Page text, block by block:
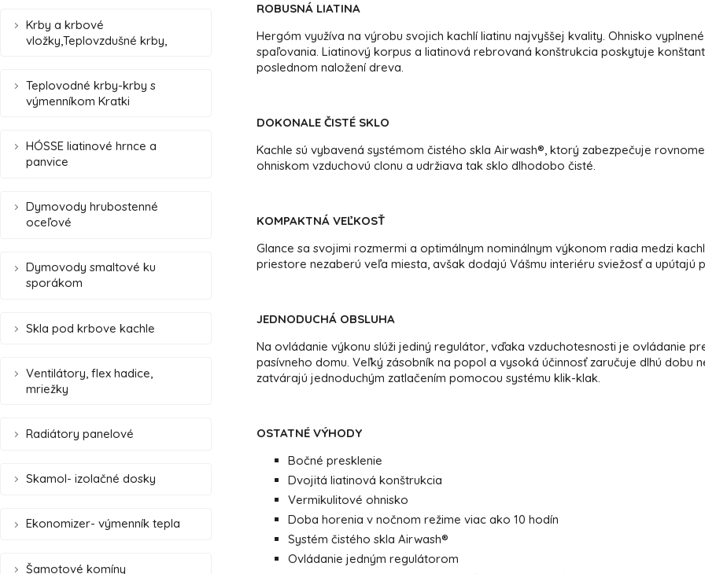
Krby a krbové
vložky,Teplovzdušné krby,
Teplovodné krby-krby s
výmenníkom Kratki
HÓSSE liatinové hrnce a
panvice
Dymovody hrubostenné
oceľové
Dymovody smaltové ku
sporákom
Skla pod krbove kachle
Ventilátory, flex hadice,
mriežky
Radiátory panelové
Skamol- izolačné dosky
Ekonomizer- výmenník tepla
Šamotové komíny
ROBUSNÁ LIATINA
Hergóm využíva na výrobu svojich kachlí liatinu najvyššej kvality. Ohnisko
spaľovania. Liatinový korpus a liatinová rebrovaná konštrukcia poskytuje
poslednom naložení dreva.
DOKONALE ČISTÉ SKLO
Kachle sú vybavená systémom čistého skla Airwash®, ktorý zabezpečuje
ohniskom vzduchovú clonu a udržiava tak sklo dlhodobo čisté.
KOMPAKTNÁ VEĽKOSŤ
Glance sa svojimi rozmermi a optimálnym nominálnym výkonom radia medzi
priestore nezaberú veľa miesta, avšak dodajú Vášmu interiéru sviežosť a upútajú
JEDNODUCHÁ OBSLUHA
Na ovládanie výkonu slúži jediný regulátor, vďaka vzduchotesnosti je ovládanie
pasívneho domu. Veľký zásobník na popol a vysoká účinnosť zaručuje dlhú dobu
zatvárajú jednoduchým zatlačením pomocou systému klik-klak.
OSTATNÉ VÝHODY
Bočné presklenie
Dvojitá liatinová konštrukcia
Vermikulitové ohnisko
Doba horenia v nočnom režime viac ako 10 hodín
Systém čistého skla Airwash®
Ovládanie jedným regulátorom